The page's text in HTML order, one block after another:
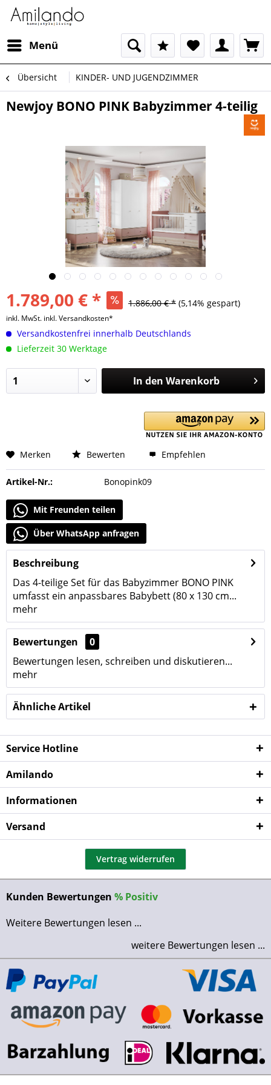
Menü
Übersicht KINDER- UND JUGENDZIMMER
Newjoy BONO PINK Babyzimmer 4-teilig
1.789,00 € * 1.886,00 € * (5,14% gespart)
inkl. MwSt. inkl. Versandkosten*
Versandkostenfrei innerhalb Deutschlands
Lieferzeit 30 Werktage
In den Warenkorb
Merken Bewerten Empfehlen
Artikel-Nr.: Bonopink09
Mit Freunden teilen
Über WhatsApp anfragen
Beschreibung
Das 4-teilige Set für das Babyzimmer BONO PINK
umfasst ein anpassbares Babybett (80 x 130 cm...
mehr
Bewertungen
0
Bewertungen lesen, schreiben und diskutieren...
mehr
Ähnliche Artikel
Service Hotline
Amilando
Informationen
Versand
Vertrag widerrufen
Kunden Bewertungen % Positiv
Weitere Bewertungen lesen ...
weitere Bewertungen lesen ...